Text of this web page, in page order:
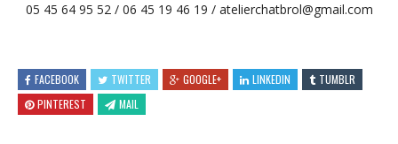
05 45 64 95 52 / 06 45 19 46 19 / atelierchatbrol@gmail.com
FACEBOOK TWITTER GOOGLE+ LINKEDIN
TUMBLR
PINTEREST
MAIL